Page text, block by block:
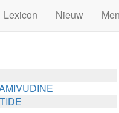
Lexicon Nieuw